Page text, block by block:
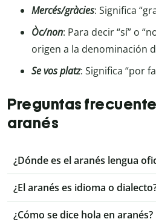
Mercés/gràcies: Significa
Òc/non: Para decir “sí” o
origen a la denominación
Se vos platz: Significa “por
Preguntas
aranés
¿Dónde es el aranés lengua
¿El aranés es idioma o
¿Cómo se dice hola en aranés?